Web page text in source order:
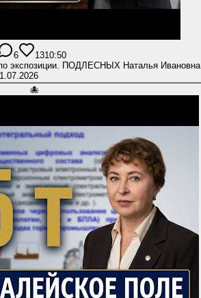
6 1310:50
экспозиции. ПОДЛЕСНЫХ Наталья Ивановна
🐙